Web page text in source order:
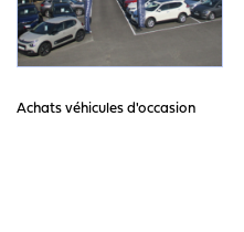
Achats véhicules d'occasion